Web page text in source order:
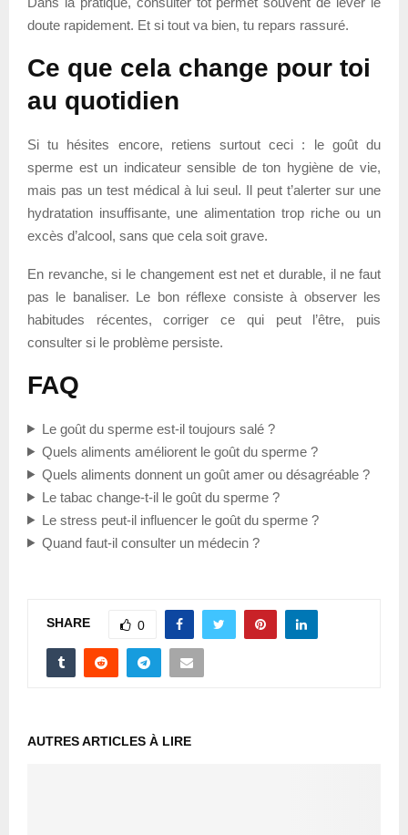
doute rapidement. Et si tout va bien, tu repars rassuré.
Ce que cela change pour toi
au quotidien
Si tu hésites encore, retiens surtout ceci : le goût du
sperme est un indicateur sensible de ton hygiène de vie,
mais pas un test médical à lui seul. Il peut t’alerter sur une
hydratation insuffisante, une alimentation trop riche ou un
excès d’alcool, sans que cela soit grave.
En revanche, si le changement est net et durable, il ne faut
pas le banaliser. Le bon réflexe consiste à observer les
habitudes récentes, corriger ce qui peut l’être, puis
consulter si le problème persiste.
FAQ
Le goût du sperme est-il toujours salé ?
Quels aliments améliorent le goût du sperme ?
Quels aliments donnent un goût amer ou désagréable ?
Le tabac change-t-il le goût du sperme ?
Le stress peut-il influencer le goût du sperme ?
Quand faut-il consulter un médecin ?
SHARE 0
AUTRES ARTICLES À LIRE